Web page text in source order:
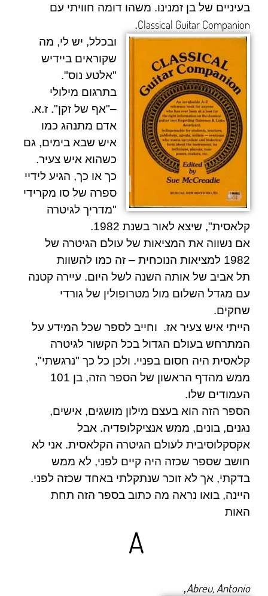
בעיניים של בן זמנינו. משהו דומה חוויתי עם
Classical Guitar Companion
.
ובכלל, יש לי, מה
שקוראים ביידיש
"אלטע נוס".
בתרגום מילולי
–"אף של זקן". ז.א.
אדם מתנהג כמו
איש שבא בימים, גם
כשהוא איש צעיר.
כך או כך, הגיע לידיי
ספרה של סו מקרידי
"מדריך לגיטרה
קלאסית", שיצא לאור בשנת 1982.
אם נשווה את המציאות של עולם הגיטרה של
1982 למציאות הנוכחית – זה כמו להשוות
תל אביב של אותה השנה לשל היום. עיירה קטנה
עם מגדל השלום מול מטרופולין של גורדי
שחקים.
הייתי איש צעיר אז. וחייב לספר שכל המידע על
המתרחש בעולם הגדול בכל הקשור לגיטרה
קלאסית היה חסום בפניי. ולכן כל כך "נרגשתי",
ממש מהדף הראשון של הספר הזה, בן 101
העמודים שלו.
הספר הזה הוא בעצם מילון מושגים, אישים,
נגנים, בונים, ממש אנציקלופדיה. אבל
אקסקלוסיבית לעולם הגיטרה הקלאסית. אני לא
חושב שספר שכזה היה קיים לפני, לא ממש
בדקתי, אך לא זוכר שנתקלתי באחד שכזה לפני.
היינה, בואו נראה מה כתוב בספר הזה תחת
האות
A
Abreu, Antonio
,